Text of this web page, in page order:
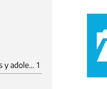
derechos de niños, niñas y adolescentes 1